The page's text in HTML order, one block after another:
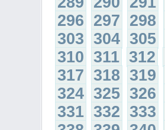
296 297 298
303 304 305
310 311 312
317 318 319
324 325 326
331 332 333